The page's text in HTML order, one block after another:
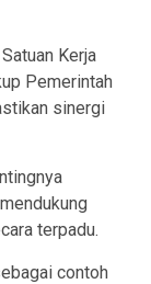
Kerja
Pemerintah
sinergi
terpadu.
contoh